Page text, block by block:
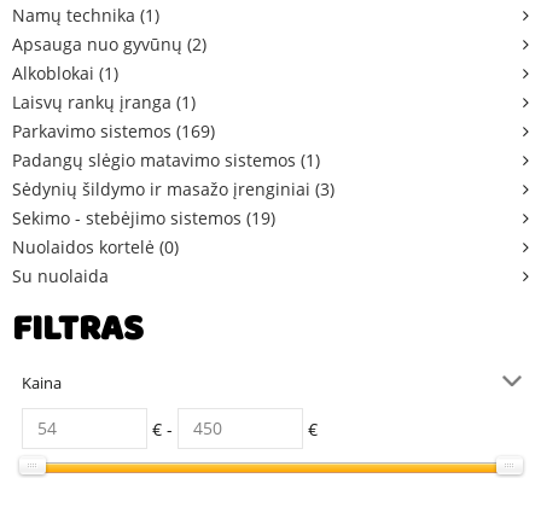
Namų technika (1)
Apsauga nuo gyvūnų (2)
Alkoblokai (1)
Laisvų rankų įranga (1)
Parkavimo sistemos (169)
Padangų slėgio matavimo sistemos (1)
Sėdynių šildymo ir masažo įrenginiai (3)
Sekimo - stebėjimo sistemos (19)
Nuolaidos kortelė (0)
Su nuolaida
FILTRAS
Kaina
€ - €